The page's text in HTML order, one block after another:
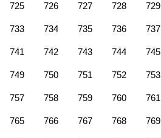
725 726 727 728 729
733 734 735 736 737
741 742 743 744 745
749 750 751 752 753
757 758 759 760 761
765 766 767 768 769